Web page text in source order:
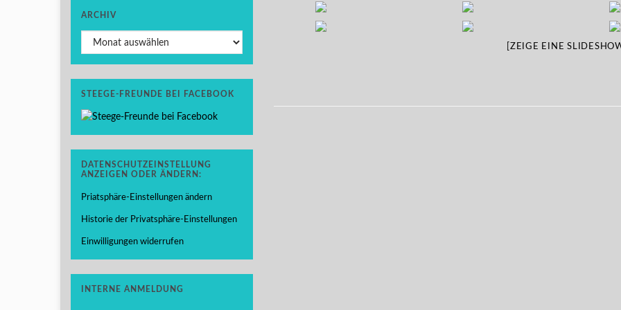
[ZEIGE EINE
ARCHIV
Archiv
STEEGE-FREUNDE BEI FACEBOOK
DATENSCHUTZEINSTELLUNG
ANZEIGEN ODER ÄNDERN:
Priatsphäre-Einstellungen ändern
Historie der Privatsphäre-Einstellungen
Einwilligungen widerrufen
INTERNE ANMELDUNG